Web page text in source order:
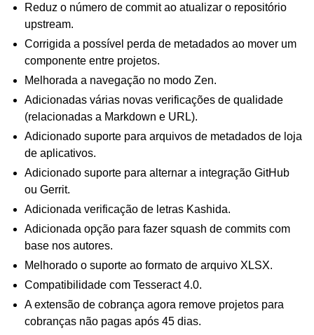
Reduz o número de commit ao atualizar o repositório
upstream.
Corrigida a possível perda de metadados ao mover um
componente entre projetos.
Melhorada a navegação no modo Zen.
Adicionadas várias novas verificações de qualidade
(relacionadas a Markdown e URL).
Adicionado suporte para arquivos de metadados de loja
de aplicativos.
Adicionado suporte para alternar a integração GitHub
ou Gerrit.
Adicionada verificação de letras Kashida.
Adicionada opção para fazer squash de commits com
base nos autores.
Melhorado o suporte ao formato de arquivo XLSX.
Compatibilidade com Tesseract 4.0.
A extensão de cobrança agora remove projetos para
cobranças não pagas após 45 dias.